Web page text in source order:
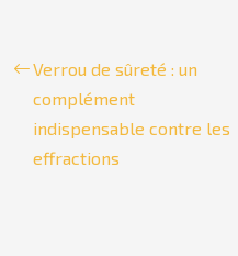
Verrou de sûreté : un
complément
indispensable contre les
effractions